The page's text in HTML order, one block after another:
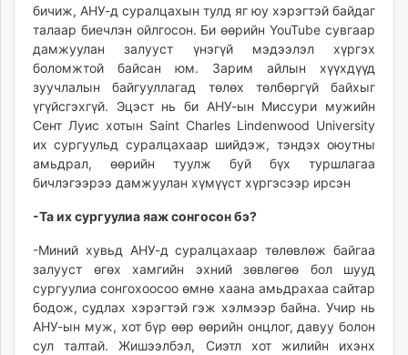
бичиж, АНУ-д суралцахын тулд яг юу хэрэгтэй байдаг
талаар биечлэн ойлгосон. Би өөрийн YouTube сувгаар
дамжуулан залууст үнэгүй мэдээлэл хүргэх
боломжтой байсан юм. Зарим айлын хүүхдүүд
зуучлалын байгууллагад төлөх төлбөргүй байхыг
үгүйсгэхгүй. Эцэст нь би АНУ-ын Миссури мужийн
Сент Луис хотын Saint Charles Lindenwood University
их сургуульд суралцахаар шийдэж, тэндэх оюутны
амьдрал, өөрийн туулж буй бүх туршлагаа
бичлэгээрээ дамжуулан хүмүүст хүргэсээр ирсэн
-Та их сургуулиа яаж сонгосон бэ?
-Миний хувьд АНУ-д суралцахаар төлөвлөж байгаа
залууст өгөх хамгийн эхний зөвлөгөө бол шууд
сургуулиа сонгохоосоо өмнө хаана амьдрахаа сайтар
бодож, судлах хэрэгтэй гэж хэлмээр байна. Учир нь
АНУ-ын муж, хот бүр өөр өөрийн онцлог, давуу болон
сул талтай. Жишээлбэл, Сиэтл хот жилийн ихэнх